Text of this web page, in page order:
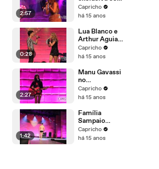
2:57
Rebeldes
Capricho
há 15 anos
0:28
Lua Blanco e
Arthur Aguiar
se beijam no
palco do
2011
Capricho
há 15 anos
2:27
Manu Gavassi
no
NoCapricho
Capricho
há 15 anos
1:42
Família
Sampaio
desfila de
cueca no
Capricho
há 15 anos